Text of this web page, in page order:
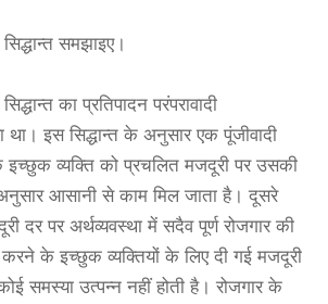
समझाइए।
का प्रतिपादन परंपरावादी
था। इस सिद्धान्त के अनुसार एक पूंजीवादी
इच्छुक व्यक्ति को प्रचलित मजदूरी पर उसकी
अनुसार आसानी से काम मिल जाता है। दूसरे
दर पर अर्थव्यवस्था में सदैव पूर्ण रोजगार की
करने के इच्छुक व्यक्तियों के लिए दी गई मजदूरी
समस्या उत्पन्न नहीं होती है। रोजगार के